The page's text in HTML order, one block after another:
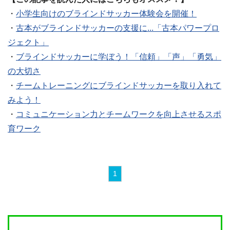
・ 小学生向けのブラインドサッカー体験会を開催！
・ 古本がブラインドサッカーの支援に...「古本パワープロ
ジェクト」
・ ブラインドサッカーに学ぼう！「信頼」「声」「勇気」
の大切さ
・ チームトレーニングにブラインドサッカーを取り入れて
みよう！
・ コミュニケーション力とチームワークを向上させるスポ
育ワーク
1